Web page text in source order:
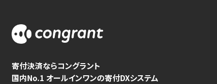
寄付決済ならコングラント
国内No.1 オールインワンの寄付DXシステム